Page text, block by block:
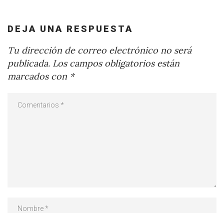
DEJA UNA RESPUESTA
Tu dirección de correo electrónico no será
publicada. Los campos obligatorios están
marcados con *